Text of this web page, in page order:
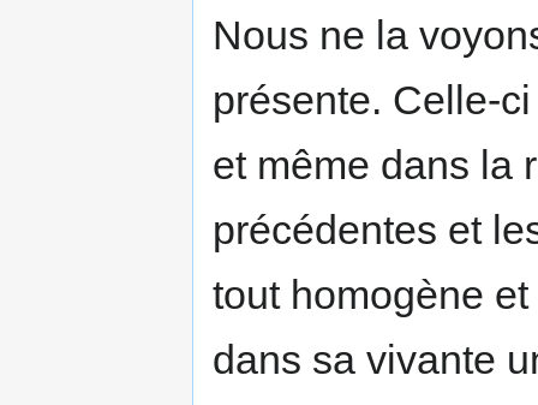
Nous ne la
présente. Celle-
et même dans la
précédentes et
tout homogène
dans sa vivante